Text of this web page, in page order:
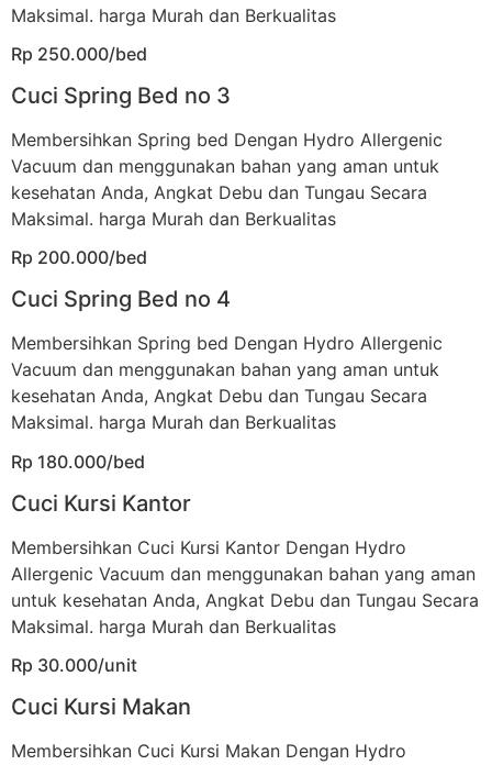
Maksimal. harga Murah dan Berkualitas
Rp 250.000/bed
Cuci Spring Bed no 3
Membersihkan Spring bed Dengan Hydro Allergenic
Vacuum dan menggunakan bahan yang aman untuk
kesehatan Anda, Angkat Debu dan Tungau Secara
Maksimal. harga Murah dan Berkualitas
Rp 200.000/bed
Cuci Spring Bed no 4
Membersihkan Spring bed Dengan Hydro Allergenic
Vacuum dan menggunakan bahan yang aman untuk
kesehatan Anda, Angkat Debu dan Tungau Secara
Maksimal. harga Murah dan Berkualitas
Rp 180.000/bed
Cuci Kursi Kantor
Membersihkan Cuci Kursi Kantor Dengan Hydro
Allergenic Vacuum dan menggunakan bahan yang aman
untuk kesehatan Anda, Angkat Debu dan Tungau Secara
Maksimal. harga Murah dan Berkualitas
Rp 30.000/unit
Cuci Kursi Makan
Membersihkan Cuci Kursi Makan Dengan Hydro